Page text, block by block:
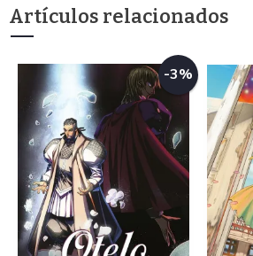
Artículos relacionados
-3%